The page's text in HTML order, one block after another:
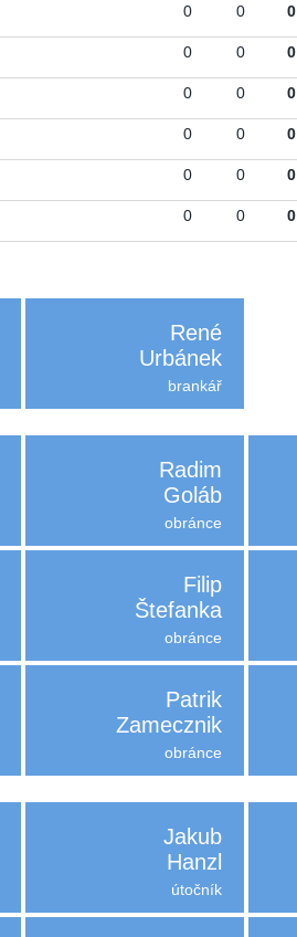
0 0 0
0 0 0
0 0 0
0 0 0
0 0 0
0 0 0
René
Urbánek
brankář
Radim
Goláb
obránce
Filip
Štefanka
obránce
Patrik
Zamecznik
obránce
Jakub
Hanzl
útočník